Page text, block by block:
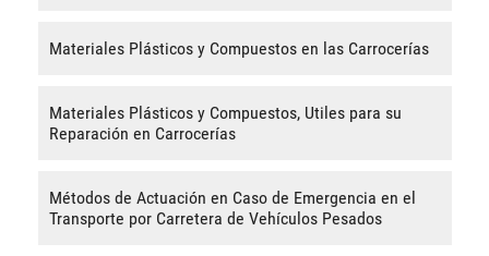
Materiales Plásticos y Compuestos en las Carrocerías
Materiales Plásticos y Compuestos, Utiles para su
Reparación en Carrocerías
Métodos de Actuación en Caso de Emergencia en el
Transporte por Carretera de Vehículos Pesados